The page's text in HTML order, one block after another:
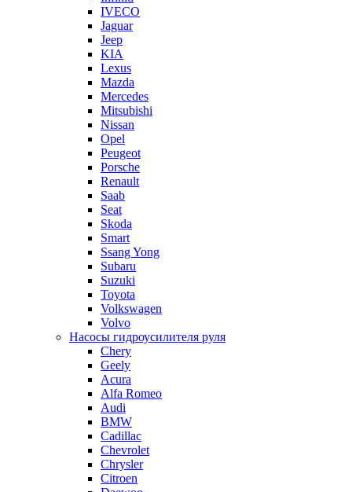
IVECO
Jaguar
Jeep
KIA
Lexus
Mazda
Mercedes
Mitsubishi
Nissan
Opel
Peugeot
Porsche
Renault
Saab
Seat
Skoda
Smart
Ssang Yong
Subaru
Suzuki
Toyota
Volkswagen
Volvo
Насосы гидроусилителя руля
Chery
Geely
Acura
Alfa Romeo
Audi
BMW
Cadillac
Chevrolet
Chrysler
Citroen